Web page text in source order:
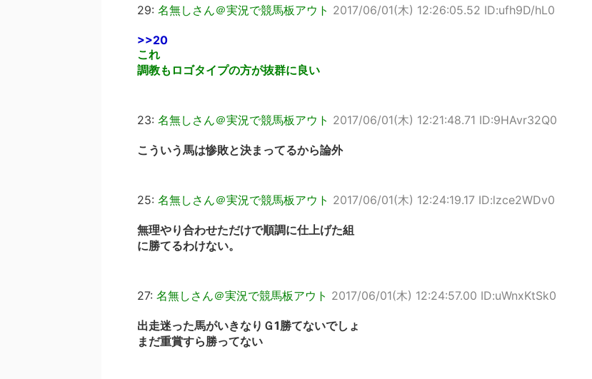
29: 名無しさん＠実況で競馬板アウト 2017/06/01(木) 12:26:05.52 ID:ufh9D/hL0
>>20
これ
調教もロゴタイプの方が抜群に良い
23: 名無しさん＠実況で競馬板アウト 2017/06/01(木) 12:21:48.71 ID:9HAvr32Q0
こういう馬は惨敗と決まってるから論外
25: 名無しさん＠実況で競馬板アウト 2017/06/01(木) 12:24:19.17 ID:lzce2WDv0
無理やり合わせただけで順調に仕上げた組
に勝てるわけない。
27: 名無しさん＠実況で競馬板アウト 2017/06/01(木) 12:24:57.00 ID:uWnxKtSk0
出走迷った馬がいきなりＧ1勝てないでしょ
まだ重賞すら勝ってない